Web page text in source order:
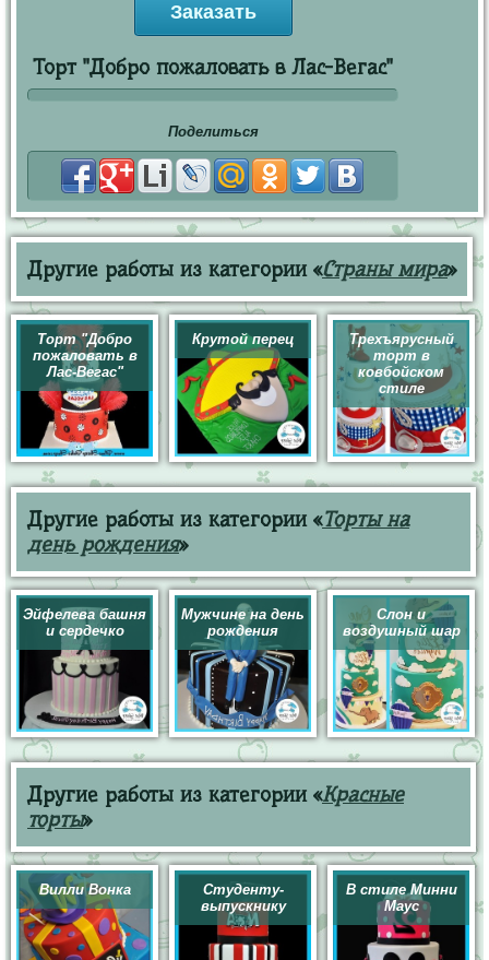
Заказать
Торт "Добро пожаловать в Лас-Вегас"
Поделиться
Другие работы из категории «Страны мира»
Торт "Добро
пожаловать в
Лас-Вегас"
Крутой перец
Трехъярусный
торт в
ковбойском
стиле
Другие работы из категории «Торты на
день рождения»
Эйфелева башня
и сердечко
Мужчине на день
рождения
Слон и
воздушный шар
Другие работы из категории «Красные
торты»
Вилли Вонка
Студенту-
выпускнику
В стиле Минни
Маус